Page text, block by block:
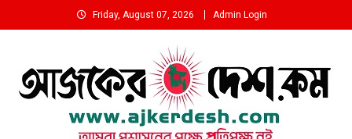
to
Friday, August 07, 2026 Admin Login